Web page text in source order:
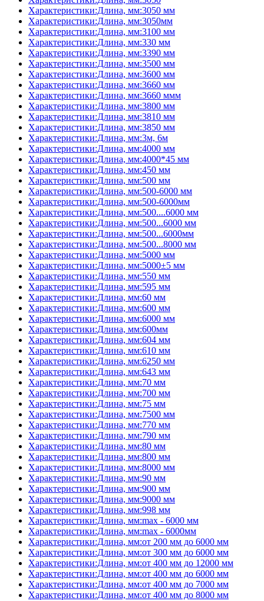
Характеристики:Длина, мм:3050 мм
Характеристики:Длина, мм:3050мм
Характеристики:Длина, мм:3100 мм
Характеристики:Длина, мм:330 мм
Характеристики:Длина, мм:3390 мм
Характеристики:Длина, мм:3500 мм
Характеристики:Длина, мм:3600 мм
Характеристики:Длина, мм:3660 мм
Характеристики:Длина, мм:3660 ммм
Характеристики:Длина, мм:3800 мм
Характеристики:Длина, мм:3810 мм
Характеристики:Длина, мм:3850 мм
Характеристики:Длина, мм:3м, 6м
Характеристики:Длина, мм:4000 мм
Характеристики:Длина, мм:4000*45 мм
Характеристики:Длина, мм:450 мм
Характеристики:Длина, мм:500 мм
Характеристики:Длина, мм:500-6000 мм
Характеристики:Длина, мм:500-6000мм
Характеристики:Длина, мм:500....6000 мм
Характеристики:Длина, мм:500...6000 мм
Характеристики:Длина, мм:500...6000мм
Характеристики:Длина, мм:500...8000 мм
Характеристики:Длина, мм:5000 мм
Характеристики:Длина, мм:5000±5 мм
Характеристики:Длина, мм:550 мм
Характеристики:Длина, мм:595 мм
Характеристики:Длина, мм:60 мм
Характеристики:Длина, мм:600 мм
Характеристики:Длина, мм:6000 мм
Характеристики:Длина, мм:600мм
Характеристики:Длина, мм:604 мм
Характеристики:Длина, мм:610 мм
Характеристики:Длина, мм:6250 мм
Характеристики:Длина, мм:643 мм
Характеристики:Длина, мм:70 мм
Характеристики:Длина, мм:700 мм
Характеристики:Длина, мм:75 мм
Характеристики:Длина, мм:7500 мм
Характеристики:Длина, мм:770 мм
Характеристики:Длина, мм:790 мм
Характеристики:Длина, мм:80 мм
Характеристики:Длина, мм:800 мм
Характеристики:Длина, мм:8000 мм
Характеристики:Длина, мм:90 мм
Характеристики:Длина, мм:900 мм
Характеристики:Длина, мм:9000 мм
Характеристики:Длина, мм:998 мм
Характеристики:Длина, мм:max - 6000 мм
Характеристики:Длина, мм:max - 6000мм
Характеристики:Длина, мм:от 200 мм до 6000 мм
Характеристики:Длина, мм:от 300 мм до 6000 мм
Характеристики:Длина, мм:от 400 мм до 12000 мм
Характеристики:Длина, мм:от 400 мм до 6000 мм
Характеристики:Длина, мм:от 400 мм до 7000 мм
Характеристики:Длина, мм:от 400 мм до 8000 мм